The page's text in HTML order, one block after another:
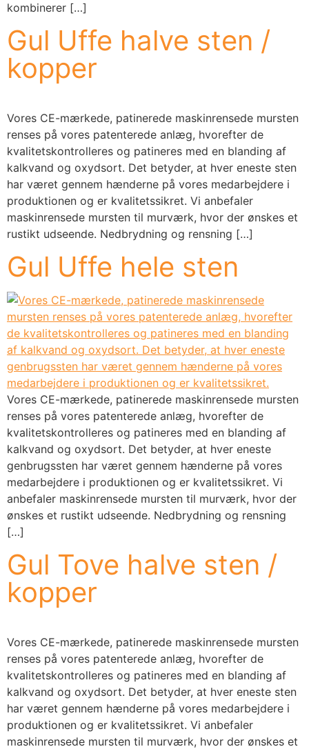
kombinerer […]
Gul Uffe halve sten /
kopper
Vores CE-mærkede, patinerede maskinrensede mursten
renses på vores patenterede anlæg, hvorefter de
kvalitetskontrolleres og patineres med en blanding af
kalkvand og oxydsort. Det betyder, at hver eneste sten
har været gennem hænderne på vores medarbejdere i
produktionen og er kvalitetssikret. Vi anbefaler
maskinrensede mursten til murværk, hvor der ønskes et
rustikt udseende. Nedbrydning og rensning […]
Gul Uffe hele sten
Vores CE-mærkede, patinerede maskinrensede mursten
renses på vores patenterede anlæg, hvorefter de
kvalitetskontrolleres og patineres med en blanding af
kalkvand og oxydsort. Det betyder, at hver eneste
genbrugssten har været gennem hænderne på vores
medarbejdere i produktionen og er kvalitetssikret. Vi
anbefaler maskinrensede mursten til murværk, hvor der
ønskes et rustikt udseende. Nedbrydning og rensning
[…]
Gul Tove halve sten /
kopper
Vores CE-mærkede, patinerede maskinrensede mursten
renses på vores patenterede anlæg, hvorefter de
kvalitetskontrolleres og patineres med en blanding af
kalkvand og oxydsort. Det betyder, at hver eneste sten
har været gennem hænderne på vores medarbejdere i
produktionen og er kvalitetssikret. Vi anbefaler
maskinrensede mursten til murværk, hvor der ønskes et